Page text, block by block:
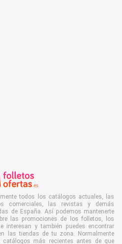
todos los catálogos actuales, las
comerciales, las revistas y demás
de España. Así podemos mantenerte
las promociones de los folletos, los
interesan y también puedes encontrar
las tiendas de tu zona. Normalmente
más recientes antes de que